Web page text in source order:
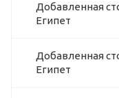
Добавленная
Египет
Добавленная
Египет